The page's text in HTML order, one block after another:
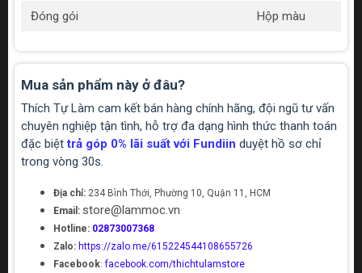
Đóng gói Hộp màu
Mua sản phẩm này ở đâu?
Thích Tự Làm cam kết bán hàng chính hãng, đội ngũ tư vấn
chuyên nghiệp tận tình, hỗ trợ đa dạng hình thức thanh toán
đặc biệttrả góp 0% lãi suất với Fundiin duyệt hồ sơ chỉ
trong vòng 30s.
Địa chỉ: 234 Bình Thới, Phường 10, Quận 11, HCM
Email: store@lammoc.vn
Hotline: 02873007368
Zalo: https://zalo.me/615224544108655726
Facebook:facebook.com/thichtulamstore